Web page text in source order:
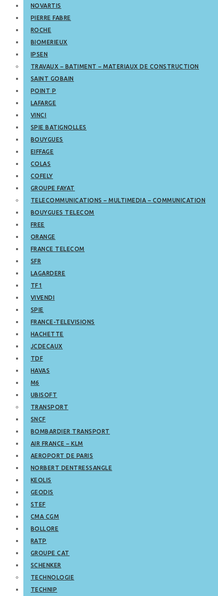
NOVARTIS
PIERRE FABRE
ROCHE
BIOMERIEUX
IPSEN
TRAVAUX – BATIMENT – MATERIAUX DE CONSTRUCTION
SAINT GOBAIN
POINT P
LAFARGE
VINCI
SPIE BATIGNOLLES
BOUYGUES
EIFFAGE
COLAS
COFELY
GROUPE FAYAT
TELECOMMUNICATIONS – MULTIMEDIA – COMMUNICATION
BOUYGUES TELECOM
FREE
ORANGE
FRANCE TELECOM
SFR
LAGARDERE
TF1
VIVENDI
SPIE
FRANCE-TELEVISIONS
HACHETTE
JCDECAUX
TDF
HAVAS
M6
UBISOFT
TRANSPORT
SNCF
BOMBARDIER TRANSPORT
AIR FRANCE – KLM
AEROPORT DE PARIS
NORBERT DENTRESSANGLE
KEOLIS
GEODIS
STEF
CMA CGM
BOLLORE
RATP
GROUPE CAT
SCHENKER
TECHNOLOGIE
TECHNIP